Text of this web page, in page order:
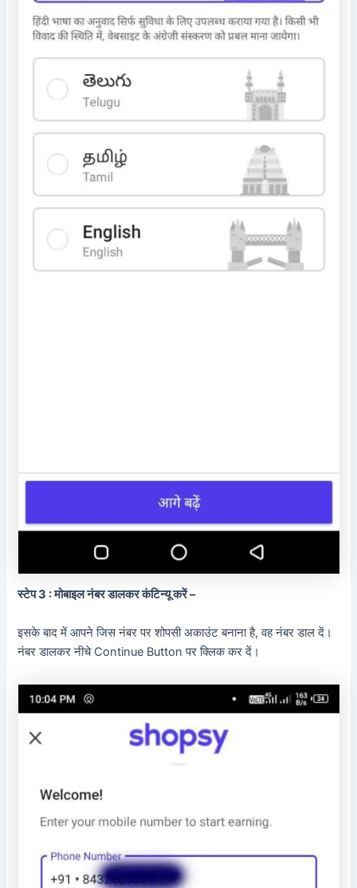
स्टेप 3 : मोबाइल नंबर डालकर कंटिन्यू करें –
इसके बाद में आपने जिस नंबर पर शोपसी अकाउंट बनाना है, वह नंबर डाल दें।
नंबर डालकर नीचे Continue Button पर क्लिक कर दें।